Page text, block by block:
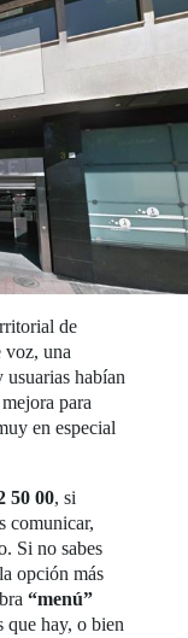
de
voz, una
usuarias habían
para
en especial
50 00, si
comunicar,
Si no sabes
opción más
“menú”
que hay, o bien